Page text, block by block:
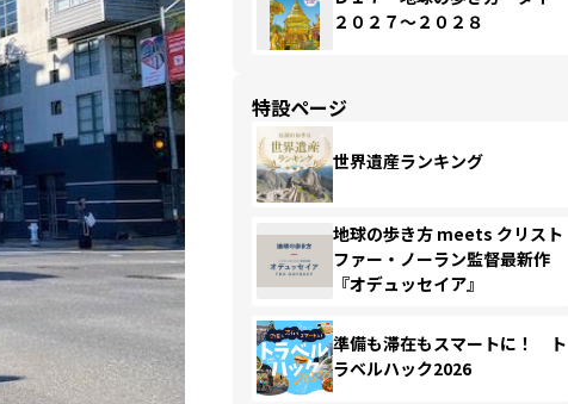
２０２７～２０２８
特設ページ
世界遺産ランキング
地球の歩き方 meets クリスト
ファー・ノーラン監督最新作
『オデュッセイア』
準備も滞在もスマートに！ ト
ラベルハック2026